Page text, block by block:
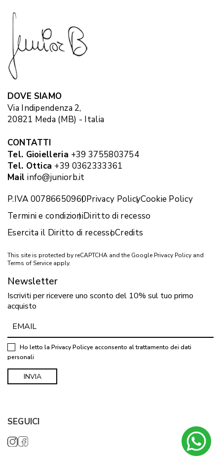
DOVE SIAMO
Via Indipendenza 2,
20821 Meda (MB) - Italia
CONTATTI
Tel. Gioielleria +39 3755803754
Tel. Ottica +39 0362333361
Mail info@juniorb.it
P.IVA 00786650960Privacy PolicyCookie Policy
Termini e condizioniDiritto di recesso
Esercita il Diritto di recessoCredits
This site is protected by reCAPTCHA and the Google Privacy Policy and
Terms of Service apply.
Newsletter
Iscriviti per ricevere uno sconto del 10% sul tuo primo
acquisto
Ho letto la Privacy Policye acconsento al trattamento dei dati
personali
SEGUICI